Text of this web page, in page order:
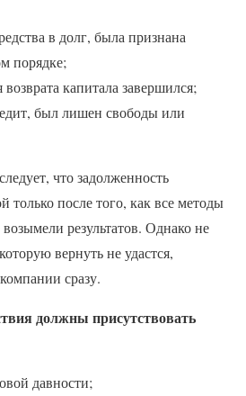
в долг, была признана
порядке;
капитала завершился;
был лишен свободы или
что задолженность
только после того, как все методы
результатов. Однако не
вернуть не удастся,
сразу.
должны присутствовать
давности;